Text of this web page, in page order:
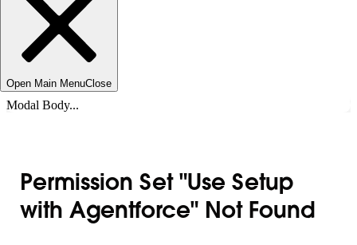
Open Main MenuClose
Modal Body...
Permission Set "Use Setup
with Agentforce" Not Found